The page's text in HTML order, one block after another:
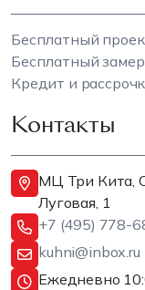
Бесплатный
Бесплатный замер
Кредит и
Контакты
МЦ Три Кита,
Луговая, 1
+7 (495) 778-
kuhni@inbox.ru
Ежедневно